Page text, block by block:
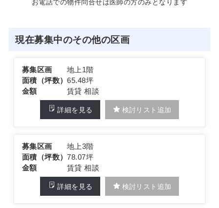
お電話での物件問合せは医師の方のみとなります
現在募集中のその他の区画
募集区画
地上1階
面積（坪数）65.48坪
金額
賃貸 相談
詳細を見る 検討リスト追加
募集区画
地上3階
面積（坪数）78.07坪
金額
賃貸 相談
詳細を見る 検討リスト追加